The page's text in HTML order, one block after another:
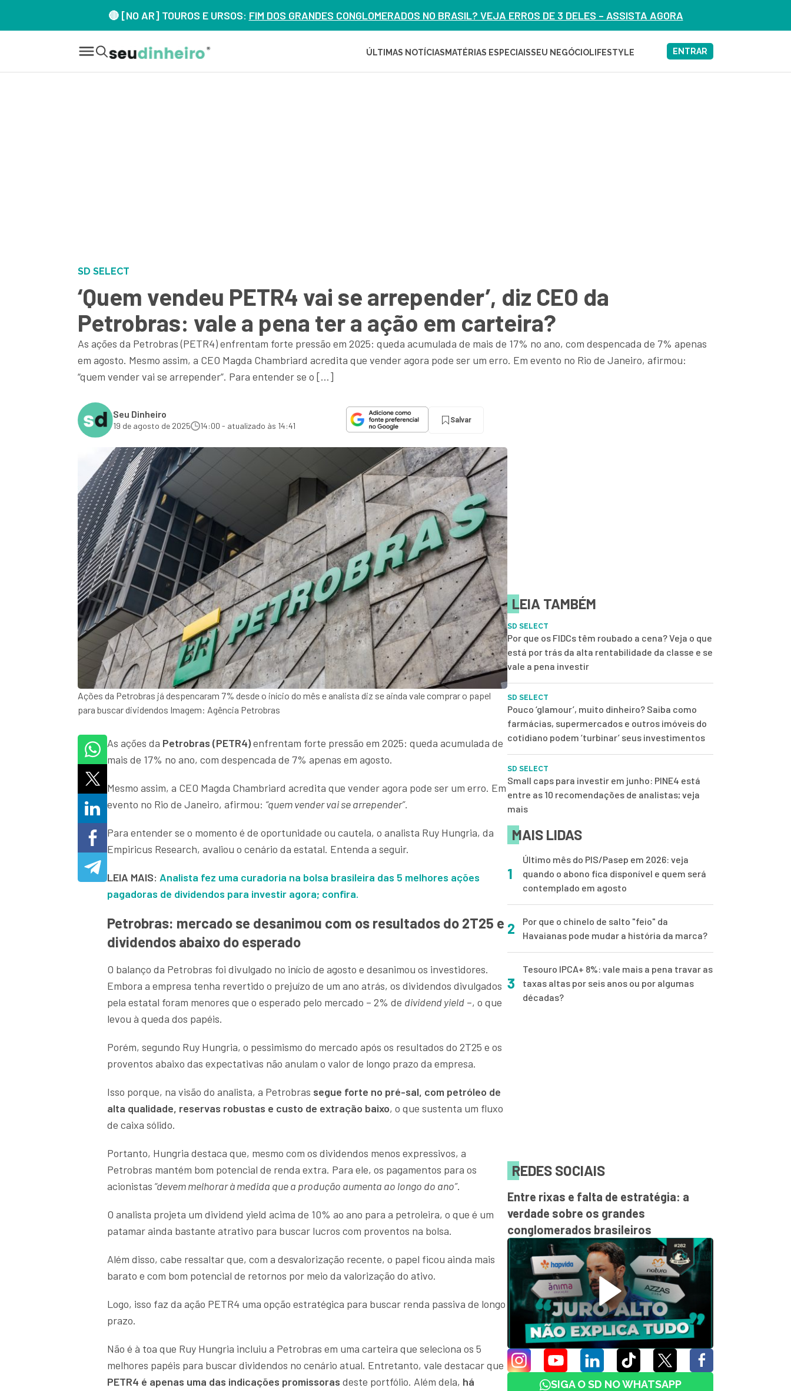
🔴 [NO AR] TOUROS E URSOS: FIM DOS GRANDES CONGLOMERADOS NO BRASIL? VEJA ERROS DE 3 DELES – ASSISTA AGORA
ÚLTIMAS NOTÍCIAS MATÉRIAS ESPECIAISSEU NEGÓCIOLIFESTYLE ENTRAR
SD SELECT
‘Quem vendeu PETR4 vai se arrepender’, diz CEO da
Petrobras: vale a pena ter a ação em carteira?
As ações da Petrobras (PETR4) enfrentam forte pressão em 2025: queda acumulada de mais de 17% no ano, com despencada de 7% apenas
em agosto. Mesmo assim, a CEO Magda Chambriard acredita que vender agora pode ser um erro. Em evento no Rio de Janeiro, afirmou:
“quem vender vai se arrepender”. Para entender se o […]
Seu Dinheiro
19 de agosto de 2025 14:00 - atualizado às 14:41
Salvar
Ações da Petrobras já despencaram 7% desde o início do mês e analista diz se ainda vale comprar o papel
para buscar dividendos Imagem: Agência Petrobras
As ações da Petrobras (PETR4)enfrentam forte pressão em 2025: queda acumulada de
mais de 17% no ano, com despencada de 7% apenas em agosto.
Mesmo assim, a CEO Magda Chambriard acredita que vender agora pode ser um erro. Em
evento no Rio de Janeiro, afirmou: “quem vender vai se arrepender”.
Para entender se o momento é de oportunidade ou cautela, o analista Ruy Hungria, da
Empiricus Research, avaliou o cenário da estatal. Entenda a seguir.
LEIA MAIS: Analista fez uma curadoria na bolsa brasileira das 5 melhores ações
pagadoras de dividendos para investir agora; confira.
Petrobras: mercado se desanimou com os resultados do 2T25 e
dividendos abaixo do esperado
O balanço da Petrobras foi divulgado no início de agosto e desanimou os investidores.
Embora a empresa tenha revertido o prejuízo de um ano atrás, os dividendos divulgados
pela estatal foram menores que o esperado pelo mercado – 2% de dividend yield –, o que
levou à queda dos papéis.
Porém, segundo Ruy Hungria, o pessimismo do mercado após os resultados do 2T25 e os
proventos abaixo das expectativas não anulam o valor de longo prazo da empresa.
Isso porque, na visão do analista, a Petrobras segue forte no pré-sal, com petróleo de
alta qualidade, reservas robustas e custo de extração baixo, o que sustenta um fluxo
de caixa sólido.
Portanto, Hungria destaca que, mesmo com os dividendos menos expressivos, a
Petrobras mantém bom potencial de renda extra. Para ele, os pagamentos para os
acionistas “devem melhorar à medida que a produção aumenta ao longo do ano”.
O analista projeta um dividend yield acima de 10% ao ano para a petroleira, o que é um
patamar ainda bastante atrativo para buscar lucros com proventos na bolsa.
Além disso, cabe ressaltar que, com a desvalorização recente, o papel ficou ainda mais
barato e com bom potencial de retornos por meio da valorização do ativo.
Logo, isso faz da ação PETR4 uma opção estratégica para buscar renda passiva de longo
prazo.
Não é à toa que Ruy Hungria incluiu a Petrobras em uma carteira que seleciona os 5
melhores papéis para buscar dividendos no cenário atual. Entretanto, vale destacar que
PETR4 é apenas uma das indicações promissoras deste portfólio. Além dela, há
LEIA TAMBÉM
SD SELECT
Por que os FIDCs têm roubado a cena? Veja o que
está por trás da alta rentabilidade da classe e se
vale a pena investir
SD SELECT
Pouco ‘glamour’, muito dinheiro? Saiba como
farmácias, supermercados e outros imóveis do
cotidiano podem ‘turbinar’ seus investimentos
SD SELECT
Small caps para investir em junho: PINE4 está
entre as 10 recomendações de analistas; veja
mais
MAIS LIDAS
1
Último mês do PIS/Pasep em 2026: veja
quando o abono fica disponível e quem será
contemplado em agosto
2
Por que o chinelo de salto "feio" da
Havaianas pode mudar a história da marca?
3
Tesouro IPCA+ 8%: vale mais a pena travar as
taxas altas por seis anos ou por algumas
décadas?
REDES SOCIAIS
Entre rixas e falta de estratégia: a
verdade sobre os grandes
conglomerados brasileiros
SIGA O SD NO WHATSAPP